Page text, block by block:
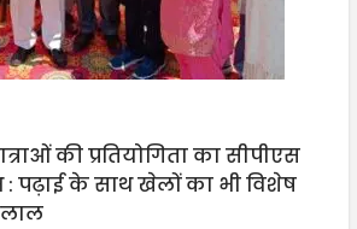
की प्रतियोगिता का सीपीएस
पढ़ाई के साथ खेलों का भी विशेष
लाल